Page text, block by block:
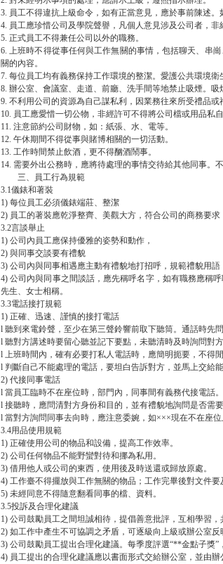
3. 員工不得違抗上級命令，如有正當意見，應於事前陳述
4. 員工應珍惜公司及學院聲譽，凡個人意見涉及公司者，非
5. 正式員工不得兼任公司以外的職務。
6. 上班時不得從事任何與工作無關的事情，包括聊天、串
關的內容。
7. 每位員工均有義務保持工作環境的整潔。愛護公共環境衛
8. 辦公室、會議室、走道、前廳、洗手間等地禁止吸煙。吸
9. 不利用公司的資源為自己謀私利，因業務往來所受禮品或
10. 員工應愛惜一切公物，非經許可不得將公司檔或用品私自
11. 注意節約公司財物，如：紙張、水、電等。
12. 午休期間不得從事與賭博相關的一切活動。
13. 工作時間禁止飲酒，更不得酗酒鬧事。
14. 需要外出公務時，應將待處理的事情交待給其他同事。不
三、員工行為規範
3.1儀錶和著裝
1) 每位員工必須儀錶端莊、整潔
2) 員工的著裝應乾淨整齊、美觀大方，符合公司的商務要求
3.2言談舉止
1) 公司內員工應保持優雅的姿勢和動作，
2) 與同事交談要有禮貌
3) 公司內與同事相遇應主動有禮貌地打招呼，規範禮貌用語
4) 公司內與同事之間談話，應先稱呼名字，如有職務應稱
先生、女士相稱。
3.3電話接打規範
1) 正確、迅速、謹慎的接打電話
l 聽到來電鈴聲，至少在第三聲鈴響前取下聽筒。通話時先
l 聽對方講述時要留心聽並記下要點，未聽清時及時詢問對
l 上班時間內，確有必要打私人電話時，應簡明扼要，不得閒
l 判斷自己不能處理的電話，要坦白告訴對方，並馬上交給
2) 代接同事電話
l 當員工臨時不在座位時，部門內，同事間有義務代接電話。
l 接聽時，應問清對方身份和目的，並有禮貌地詢問是否需
l 當對方詢問同事去向時，應注意委婉，如×××現在不在座
3.4用品使用規範
1) 正確使用公司的物品和設備，提高工作效率。
2) 公司任何物品不能野蠻對待和挪為私用。
3) 借用他人或公司的東西，使用後及時送還或歸放原處。
4) 工作臺不得擺放與工作無關的物品；工作完畢後對文件要
5) 未經同意不得隨意翻看同事的檔、資料。
3.5投訴及合理化建議
1) 公司鼓勵員工之間坦誠相待，提倡善意批評，互相學習，
2) 如工作中產生不可協調之矛盾，可逐級向上級或辦公室反
3) 公司鼓勵員工提出合理化建議。每季度評選“**金點子獎”
4) 員工提出的合理化建議應以書面形式交給辦公室，並由辦